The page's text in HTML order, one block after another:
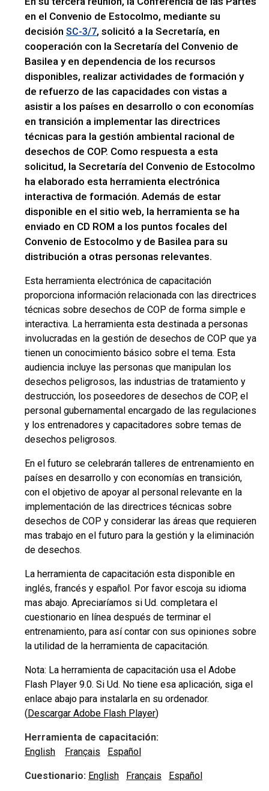
en el Convenio de Estocolmo, mediante su
decisión SC-3/7, solicitó a la Secretaría, en
cooperación con la Secretaría del Convenio de
Basilea y en dependencia de los recursos
disponibles, realizar actividades de formación y
de refuerzo de las capacidades con vistas a
asistir a los países en desarrollo o con economías
en transición a implementar las directrices
técnicas para la gestión ambiental racional de
desechos de COP. Como respuesta a esta
solicitud, la Secretaría del Convenio de Estocolmo
ha elaborado esta herramienta electrónica
interactiva de formación. Además de estar
disponible en el sitio web, la herramienta se ha
enviado en CD ROM a los puntos focales del
Convenio de Estocolmo y de Basilea para su
distribución a otras personas relevantes.
Esta herramienta electrónica de capacitación
proporciona información relacionada con las directrices
técnicas sobre desechos de COP de forma simple e
interactiva. La herramienta esta destinada a personas
involucradas en la gestión de desechos de COP que ya
tienen un conocimiento básico sobre el tema. Esta
audiencia incluye las personas que manipulan los
desechos peligrosos, las industrias de tratamiento y
destrucción, los poseedores de desechos de COP, el
personal gubernamental encargado de las regulaciones
y los entrenadores y capacitadores sobre temas de
desechos peligrosos.
En el futuro se celebrarán talleres de entrenamiento en
países en desarrollo y con economías en transición,
con el objetivo de apoyar al personal relevante en la
implementación de las directrices técnicas sobre
desechos de COP y considerar las áreas que requieren
mas trabajo en el futuro para la gestión y la eliminación
de desechos.
La herramienta de capacitación esta disponible en
inglés, francés y español. Por favor escoja su idioma
mas abajo. Apreciaríamos si Ud. completara el
cuestionario en línea después de terminar el
entrenamiento, para así contar con sus opiniones sobre
la utilidad de la herramienta de capacitación.
Nota: La herramienta de capacitación usa el Adobe
Flash Player 9.0. Si Ud. No tiene esa aplicación, siga el
enlace abajo para instalarla en su ordenador.
(Descargar Adobe Flash Player)
Herramienta de capacitación:
English
Français Español
Cuestionario: English Français Español